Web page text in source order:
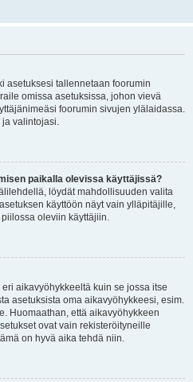
asetuksesi tallennetaan foorumin
omissa asetuksissa, johon vievä
foorumin sivujen ylälaidassa.
ja valintojasi.
paikalla olevissa käyttäjissä?
löydät mahdollisuuden valita
käyttöön näyt vain ylläpitäjille,
oleviin käyttäjiin.
aikavyöhykkeeltä kuin se jossa itse
asetuksista oma aikavyöhykkeesi, esim.
Huomaathan, että aikavyöhykkeen
ovat vain rekisteröityneille
on hyvä aika tehdä niin.